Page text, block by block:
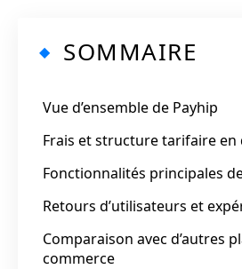
SOMMAIRE
Vue d’ensemble de Payhip
Frais et structure tarifaire en
Fonctionnalités principales
Retours d’utilisateurs et
Comparaison avec d’autres
commerce